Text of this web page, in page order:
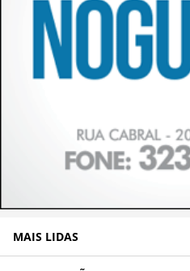
MAIS LIDAS